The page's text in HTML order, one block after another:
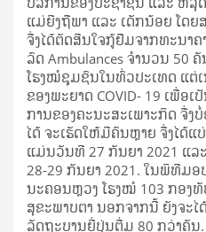
ແມ່ຍີງຖືພາ ແລະ ເດັກນ້ອຍ ໂດຍ
ຈື່ງໄດ້ຕັດສີນໃຈກູ້ຢືມຈາກທະນາ
ລົດ Ambulances ຈຳນວນ 50
ໂຮງໝໍຊຸມຊົນໃນທົ່ວປະເທດ ແຕ່
ຂອງພະຍາດ COVID- 19 ເພື່ອ
ການຂອງຄະນະສະເພາະກິດ ຈື່ງ
ໄດ້ ຈະເຮັດໃຫ້ມີຄົນຫຼາຍ ຈື່ງໄດ້ແ
ແມ່ນວັນທີ 27 ກັນຍາ 2021 ແລ
28-29 ກັນຍາ 2021. ໃນພິທີມອ
ນະຄອນຫຼວງ ໂຮງໝໍ 103 ກອງ
ສຸຂະພາບຕາ ນອກຈາກນີ້ ຍັງຈະ
ລັດຖະບານຍີ່ປຸ່ນຕື່ມ 80 ກວ່າຄັນ.